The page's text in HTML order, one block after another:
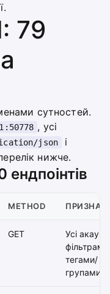
79
сутностей.
, усі
json
і
нижче.
ендпоінтів
METHOD
GET
Усі
тегами/
групами